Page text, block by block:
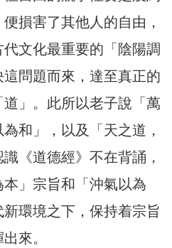
損害了其他人的自由，
文化最重要的「陰陽調
問題而來，達至真正的
」。此所以老子說「萬
和」，以及「天之道，
《道德經》不在背誦，
」宗旨和「沖氣以為
環境之下，保持着宗旨
來。